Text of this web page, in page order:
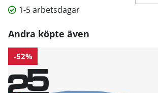
1-5 arbetsdagar
Andra köpte även
-52%